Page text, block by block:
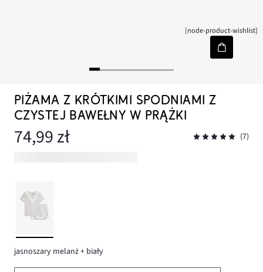
[node-product-wishlist]
PIŻAMA Z KRÓTKIMI SPODNIAMI Z
CZYSTEJ BAWEŁNY W PRĄŻKI
74,99 zł (7)
jasnoszary melanż + biały